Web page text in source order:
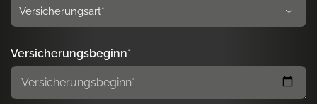
Versicherungsbeginn*